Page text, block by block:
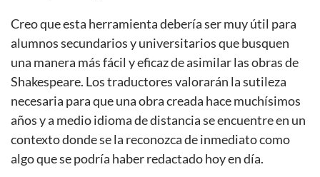
Creo que esta herramienta debería ser muy útil para
alumnos secundarios y universitarios que busquen
una manera más fácil y eficaz de asimilar las obras de
Shakespeare. Los traductores valorarán la sutileza
necesaria para que una obra creada hace muchísimos
años y a medio idioma de distancia se encuentre en un
contexto donde se la reconozca de inmediato como
algo que se podría haber redactado hoy en día.